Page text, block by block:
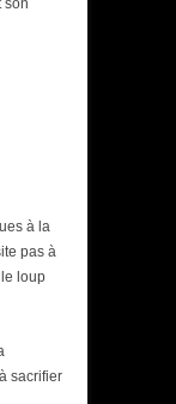
son
à la
pas à
loup
sacrifier